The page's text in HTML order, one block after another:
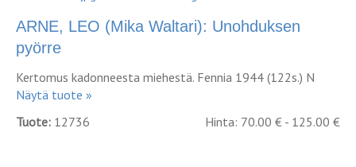
ARNE, LEO (Mika Waltari): Unohduksen
pyörre
Kertomus kadonneesta miehestä. Fennia 1944 (122s.) N
Näytä tuote »
Tuote: 12736 Hinta: 70.00 € - 125.00 €